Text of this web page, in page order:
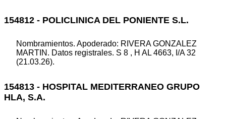
154812 - POLICLINICA DEL PONIENTE S.L.
Nombramientos. Apoderado: RIVERA GONZALEZ
MARTIN. Datos registrales. S 8 , H AL 4663, I/A 32
(21.03.26).
154813 - HOSPITAL MEDITERRANEO GRUPO
HLA, S.A.